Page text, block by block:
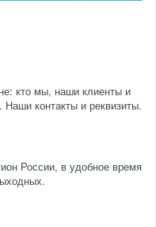
кто мы, наши клиенты и
контакты и реквизиты.
России, в удобное время